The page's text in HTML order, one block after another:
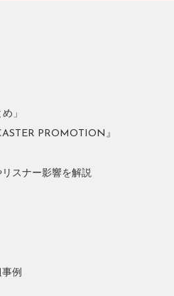
」
PROMOTION』
スナー影響を解説
例